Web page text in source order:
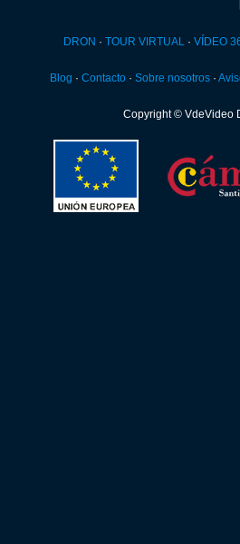
DRON · TOUR VIRTUAL· VÍDEO
Blog · Contacto· Sobre nosotros·
Copyright © VdeVideo